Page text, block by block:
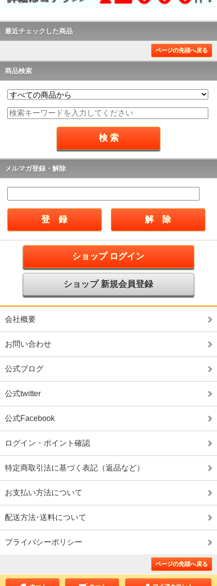
最近チェックした商品
ページの先頭へ戻る
商品検索
メルマガ登録・解除
ショップ ログイン
ショップ 新規会員登録
会社概要
お問い合わせ
公式ブログ
公式twitter
公式Facebook
ログイン・ポイント確認
特定商取引法に基づく表記（返品など）
お支払い方法について
配送方法･送料について
プライバシーポリシー
ページの先頭へ戻る